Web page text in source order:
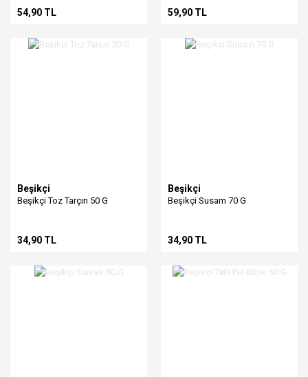
54,90 TL 59,90 TL
Beşikçi
Beşikçi Toz Tarçın 50 G
34,90 TL
Beşikçi
Beşikçi Susam 70 G
34,90 TL